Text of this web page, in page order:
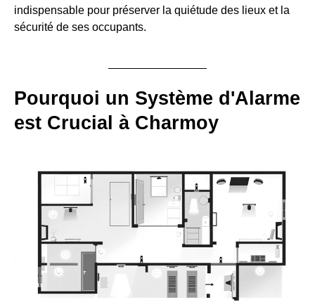
indispensable pour préserver la quiétude des lieux et la
sécurité de ses occupants.
Pourquoi un Système d'Alarme
est Crucial à Charmoy